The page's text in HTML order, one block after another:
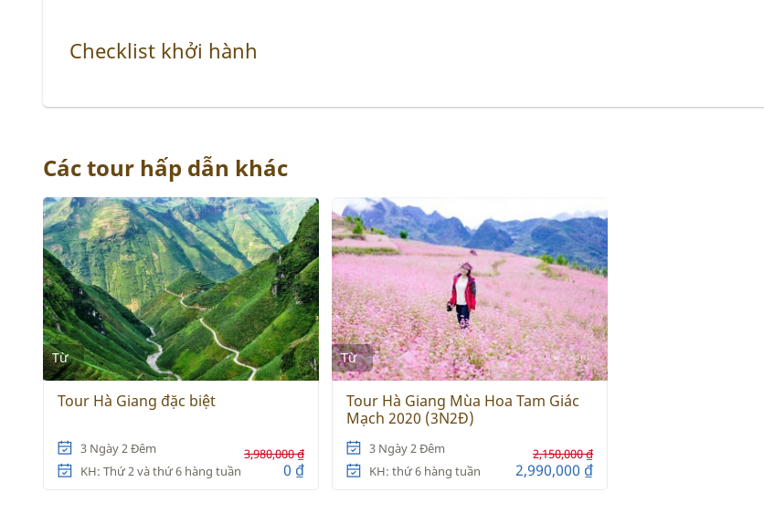
Checklist khởi hành
Các tour hấp dẫn khác
Từ
0 ₫
3,980,000 ₫
Tour Hà Giang đặc biệt
3 Ngày 2 Đêm
KH: Thứ 2 và thứ 6 hàng tuần
Từ
2,990,000 ₫
2,150,000 ₫
Tour Hà Giang Mùa Hoa Tam Giác
Mạch 2020 (3N2Đ)
3 Ngày 2 Đêm
KH: thứ 6 hàng tuần